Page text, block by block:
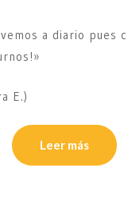
a diario pues
E.)
Leer más